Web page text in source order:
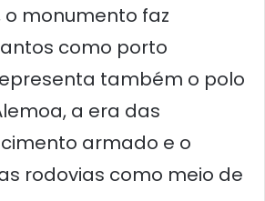
monumento faz
como porto
também o polo
a era das
armado e o
rodovias como meio de